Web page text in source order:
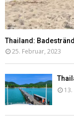
Thailand:
25. Februar, 2023